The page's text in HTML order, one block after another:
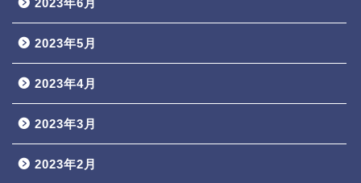
2023年6月
2023年5月
2023年4月
2023年3月
2023年2月